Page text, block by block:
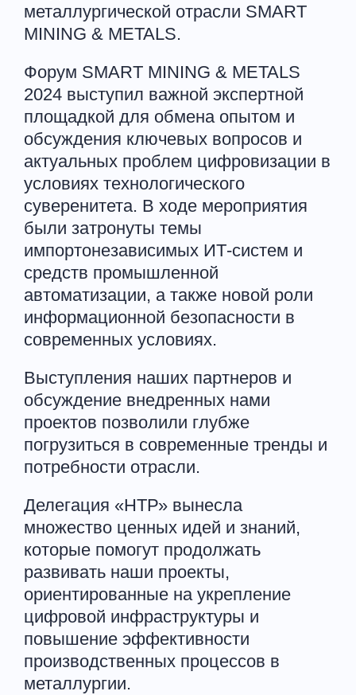
металлургической отрасли SMART
MINING & METALS.
Форум SMART MINING & METALS
2024 выступил важной экспертной
площадкой для обмена опытом и
обсуждения ключевых вопросов и
актуальных проблем цифровизации в
условиях технологического
суверенитета. В ходе мероприятия
были затронуты темы
импортонезависимых ИТ-систем и
средств промышленной
автоматизации, а также новой роли
информационной безопасности в
современных условиях.
Выступления наших партнеров и
обсуждение внедренных нами
проектов позволили глубже
погрузиться в современные тренды и
потребности отрасли.
Делегация «НТР» вынесла
множество ценных идей и знаний,
которые помогут продолжать
развивать наши проекты,
ориентированные на укрепление
цифровой инфраструктуры и
повышение эффективности
производственных процессов в
металлургии.